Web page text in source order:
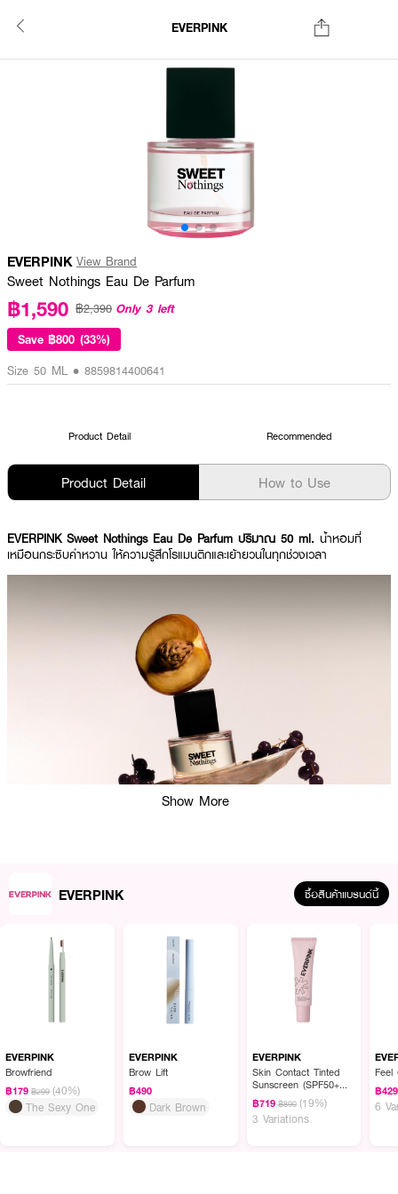
EVERPINK
EVERPINK View Brand
Sweet Nothings Eau De Parfum
฿1,590 ฿2,390 Only 3 left
Save ฿800 (33%)
Size 50 ML • 8859814400641
Product Detail Recommended
Product Detail How to Use
EVERPINK Sweet Nothings Eau De Parfum ปริมาณ 50 ml. น้ำหอมที่
เหมือนกระซิบคำหวาน ให้ความรู้สึกโรแมนติกและเย้ายวนในทุกช่วงเวลา
ผลลัพธ์ที่ได้:
EVERPINK Sweet Nothings Eau De Parfum คือน้ำหอมที่สะท้อนอารมณ์แห่ง
ความโรแมนติกและความลึกลับในทุกสัมผัส กลิ่นหอมนี้ออกแบบมาให้เปลี่ยนแปลง
และ Black Currant ที่ผสานกันอย่างลงตัว มอบความรู้สึกสดชื่นและเย้ายวนคล้าย
การเริ่มต้นเรื่องราวที่น่าสนใจ ต่อมาคือ Middle Notes ที่ละมุนละไมด้วย Peach,
Magnolia และ Honey เพิ่มความหวานซึ้งและความอบอุ่นในทุกอณูของกลิ่น ปิด
ท้ายด้วย Base Notes อย่าง White Musk และ Vetiver ที่มอบสัมผัสนุ่มลื่นและ
ความอบอุ่น ชวนให้รู้สึกผ่อนคลายและหลงใหล น้ำหอมนี้เหมาะสำหรับผู้ที่ต้องการ
Show More
EVERPINK ซื้อสินค้าแบรนด์นี้
EVERPINK
Browfriend
฿179 ฿299 (40%)
The Sexy One
EVERPINK
Brow Lift
฿490
Dark Brown
EVERPINK
Skin Contact Tinted
Sunscreen (SPF50+
PA+++)
฿719 ฿890 (19%)
3 Variations
Feel
฿429
6